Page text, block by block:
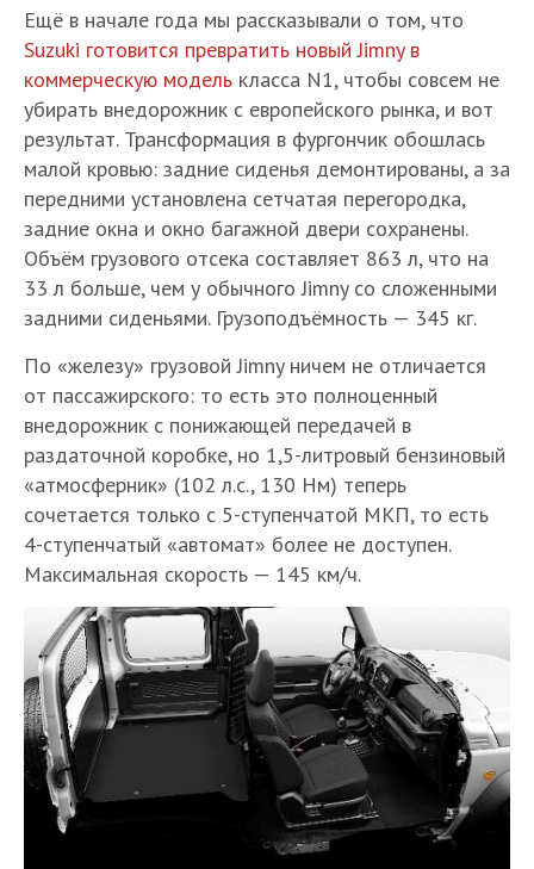
Ещё в начале года мы рассказывали о том, что
Suzuki готовится превратить новый Jimny в
коммерческую модель класса N1, чтобы совсем не
убирать внедорожник с европейского рынка, и вот
результат. Трансформация в фургончик обошлась
малой кровью: задние сиденья демонтированы, а за
передними установлена сетчатая перегородка,
задние окна и окно багажной двери сохранены.
Объём грузового отсека составляет 863 л, что на
33 л больше, чем у обычного Jimny со сложенными
задними сиденьями. Грузоподъёмность — 345 кг.
По «железу» грузовой Jimny ничем не отличается
от пассажирского: то есть это полноценный
внедорожник с понижающей передачей в
раздаточной коробке, но 1,5-литровый бензиновый
«атмосферник» (102 л.с., 130 Нм) теперь
сочетается только с 5-ступенчатой МКП, то есть
4-ступенчатый «автомат» более не доступен.
Максимальная скорость — 145 км/ч.